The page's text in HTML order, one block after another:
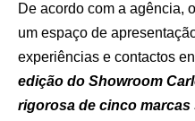
De acordo com a agência,
um espaço de
experiências e contactos
edição do Showroom
rigorosa de cinco